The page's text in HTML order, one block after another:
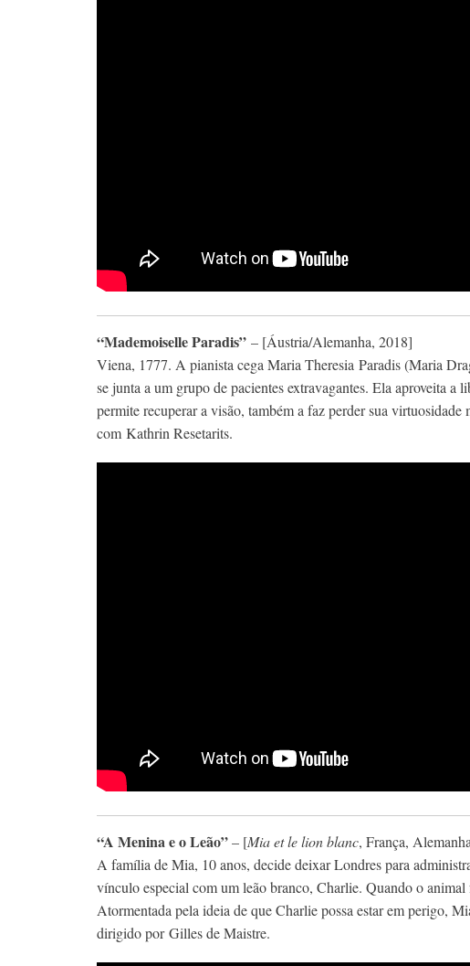
“Mademoiselle Paradis” – [Áustria/Alemanha, 2018]
Viena, 1777. A pianista cega Maria Theresia Paradis (Maria
se junta a um grupo de pacientes extravagantes. Ela aproveita a
permite recuperar a visão, também a faz perder sua
com Kathrin Resetarits.
“A Menina e o Leão”– [Mia et le lion blanc, França,
A família de Mia, 10 anos, decide deixar Londres para
vínculo especial com um leão branco, Charlie. Quando o
Atormentada pela ideia de que Charlie possa estar em perigo,
dirigido por Gilles de Maistre.